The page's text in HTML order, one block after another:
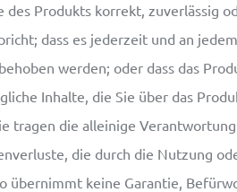
des Produkts korrekt, zuverlässig
dass es jederzeit und an
werden; oder dass das
Inhalte, die Sie über das
tragen die alleinige
die durch die Nutzung
übernimmt keine Garantie,